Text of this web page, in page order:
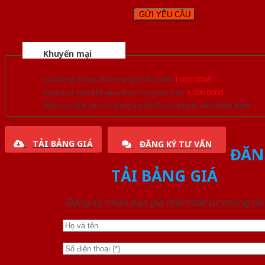
Khuyến mại
Quà tặng đồ nội thất trang trí lên đến 1.000.000đ
Giảm trực tiếp khi mua đơn hàng lớn hơn 3.000.000đ
Nhiều ưu đãi lớn khi đăng ký tài khoản thành viên thân thiết
TẢI BẢNG GIÁ ĐĂNG KÝ TƯ VẤN
TẢI BẢNG GIÁ
Đăng ký nhận báo giá mới nhất từ chúng tôi